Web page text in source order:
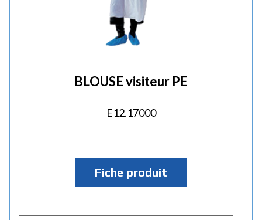
BLOUSE visiteur PE
E12.17000
Fiche produit